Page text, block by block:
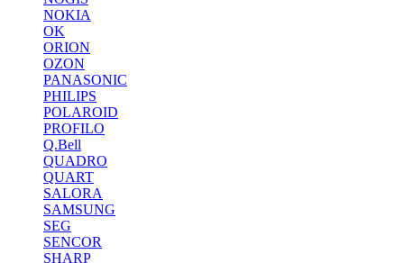
NOKIA
OK
ORION
OZON
PANASONIC
PHILIPS
POLAROID
PROFILO
Q.Bell
QUADRO
QUART
SALORA
SAMSUNG
SEG
SENCOR
SHARP